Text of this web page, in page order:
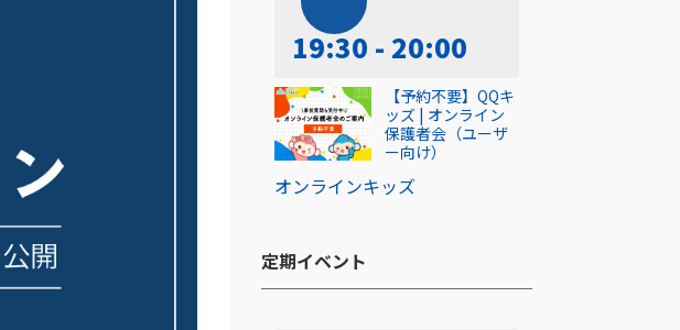
19:30 - 20:00
オンラインキッズ
【予約不要】QQキ
ッズ | オンライン
保護者会（ユーザ
ー向け）
定期イベント​